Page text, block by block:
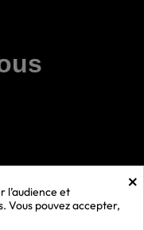
×
l’audience et
Vous pouvez accepter,